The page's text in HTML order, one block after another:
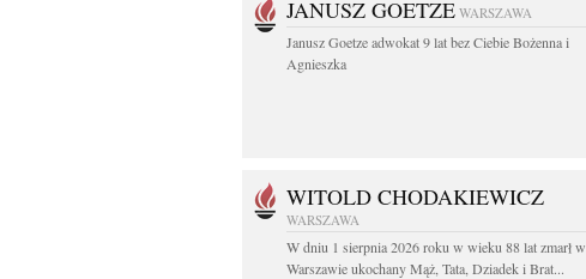
JANUSZ GOETZE WARSZAWA
Janusz Goetze adwokat 9 lat bez Ciebie Bożenna i
Agnieszka
WITOLD CHODAKIEWICZ
WARSZAWA
W dniu 1 sierpnia 2026 roku w wieku 88 lat zmarł w
Warszawie ukochany Mąż, Tata, Dziadek i Brat...